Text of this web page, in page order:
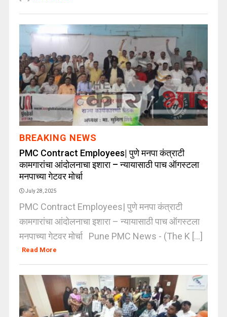
BREAKING NEWS
PMC Contract Employees| पुणे मनपा कंत्राटी
कामगारांचा आंदोलनाचा इशारा – न्यायासाठी पाच ऑगस्टला
मनपाच्या गेटवर मोर्चा
July 28, 2025
PMC Contract Employees| पुणे मनपा कंत्राटी
कामगारांचा आंदोलनाचा इशारा – न्यायासाठी पाच ऑगस्टला
मनपाच्या गेटवर मोर्चा Pune PMC News - (The K [...]
Read More